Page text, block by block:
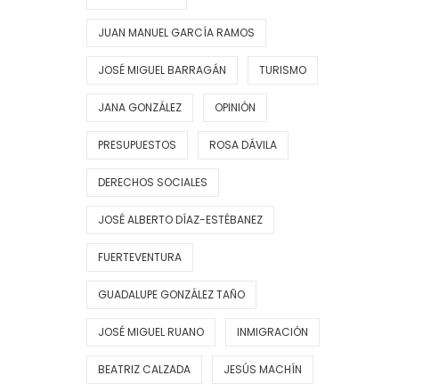
JUAN MANUEL GARCÍA RAMOS
JOSÉ MIGUEL BARRAGÁN TURISMO
JANA GONZÁLEZ OPINIÓN
PRESUPUESTOS ROSA DÁVILA
DERECHOS SOCIALES
JOSÉ ALBERTO DÍAZ-ESTÉBANEZ
FUERTEVENTURA
GUADALUPE GONZÁLEZ TAÑO
JOSÉ MIGUEL RUANO INMIGRACIÓN
BEATRIZ CALZADA JESÚS MACHÍN